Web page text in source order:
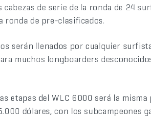
cabezas de serie de la ronda de 24
ronda de pre-clasificados.
serán llenados por cualquier
muchos longboarders
etapas del WLC 6000 será la
dólares, con los subcampeones